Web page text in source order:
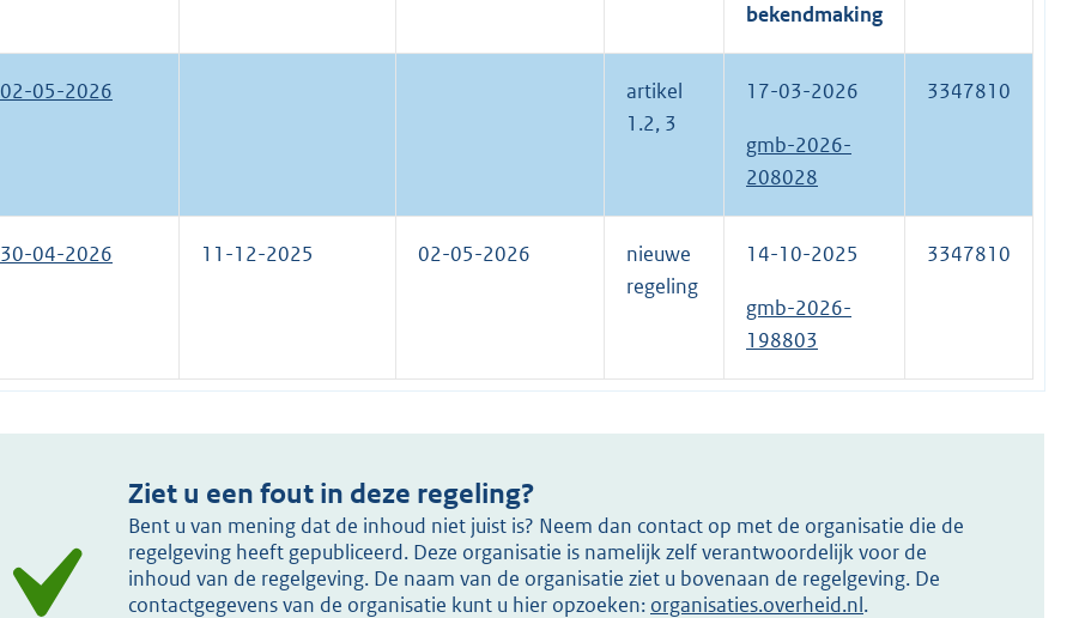
bekendmaking
02-05-2026
artikel
1.2, 3
17-03-2026
gmb-2026-
208028
3347810
30-04-2026 11-12-2025 02-05-2026
nieuwe
regeling
14-10-2025
gmb-2026-
198803
3347810
Ziet u een fout in deze regeling?
Bent u van mening dat de inhoud niet juist is? Neem dan contact op met de organisatie die de
regelgeving heeft gepubliceerd. Deze organisatie is namelijk zelf verantwoordelijk voor de
inhoud van de regelgeving. De naam van de organisatie ziet u bovenaan de regelgeving. De
contactgegevens van de organisatie kunt u hier opzoeken: organisaties.overheid.nl.